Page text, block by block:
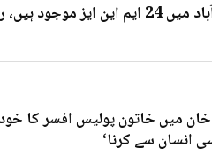
ریاض کا انکشاف
میں خاتون پولیس افسر کا
انسان سے کرنا‘